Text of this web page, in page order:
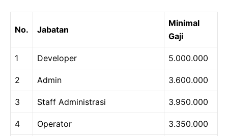
No. Jabatan
Minimal
Gaji
1 Developer 5.000.000
2 Admin 3.600.000
3 Staff Administrasi 3.950.000
4 Operator 3.350.000